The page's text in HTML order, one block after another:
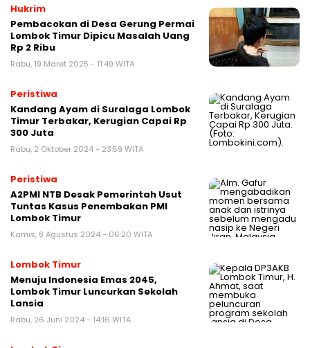
Hukrim
Pembacokan di Desa Gerung Permai
Lombok Timur Dipicu Masalah Uang
Rp 2 Ribu
Rabu, 19 Maret 2025 - 11:49 WITA
Peristiwa
Kandang Ayam di Suralaga Lombok
Timur Terbakar, Kerugian Capai Rp
300 Juta
Rabu, 2 Oktober 2024 - 23:59 WITA
Peristiwa
A2PMI NTB Desak Pemerintah Usut
Tuntas Kasus Penembakan PMI
Lombok Timur
Kamis, 8 Agustus 2024 - 06:20 WITA
Lombok Timur
Menuju Indonesia Emas 2045,
Lombok Timur Luncurkan Sekolah
Lansia
Rabu, 26 Juni 2024 - 14:16 WITA